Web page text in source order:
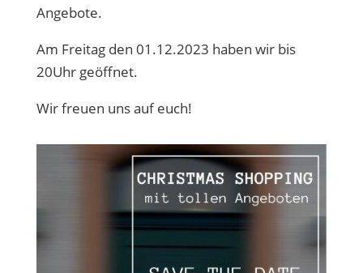
Angebote.
Am Freitag den 01.12.2023 haben wir bis
20Uhr geöffnet.
Wir freuen uns auf euch!